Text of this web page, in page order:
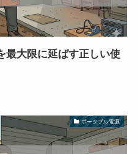
最大限に延ばす正しい使
ポータブル電源